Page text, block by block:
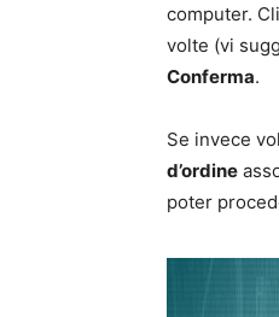
computer.
volte (vi
Conferma.
Se invece
d’ordine
poter